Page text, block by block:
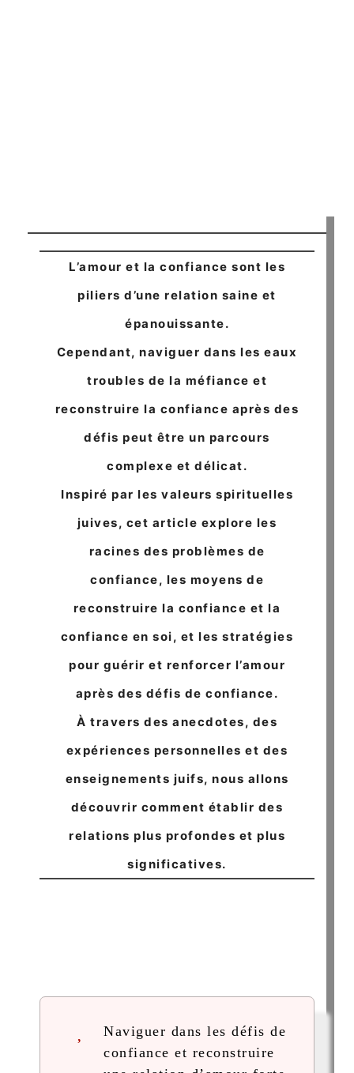
L’amour et la confiance sont les
piliers d’une relation saine et
épanouissante.
Cependant, naviguer dans les eaux
troubles de la méfiance et
reconstruire la confiance après des
défis peut être un parcours
complexe et délicat.
Inspiré par les valeurs spirituelles
juives, cet article explore les
racines des problèmes de
confiance, les moyens de
reconstruire la confiance et la
confiance en soi, et les stratégies
pour guérir et renforcer l’amour
après des défis de confiance.
À travers des anecdotes, des
expériences personnelles et des
enseignements juifs, nous allons
découvrir comment établir des
relations plus profondes et plus
significatives.
Naviguer dans les défis de
confiance et reconstruire